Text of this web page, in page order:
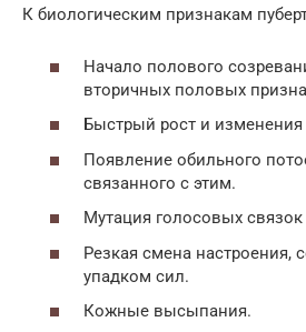
К биологическим признакам
Начало полового
вторичных половых
Быстрый рост и изменения
Появление обильного
связанного с этим.
Мутация голосовых
Резкая смена настроения,
упадком сил.
Кожные высыпания.